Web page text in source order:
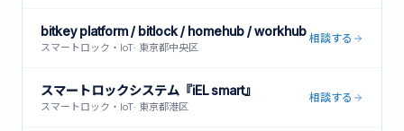
bitkey platform / bitlock / homehub / workhub
スマートロック・IoT· 東京都中央区
相談する
スマートロックシステム『iEL smart』
スマートロック・IoT· 東京都港区
相談する